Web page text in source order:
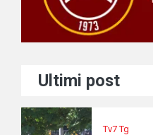
Ultimi post
Tv7 Tg